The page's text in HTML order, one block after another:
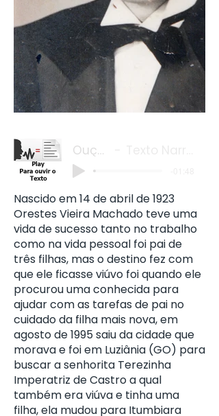
Orestes
Ouça o
Nascido em 14 de abril de 1923
Orestes Vieira Machado teve uma
vida de sucesso tanto no trabalho
como na vida pessoal foi pai de
três filhas, mas o destino fez com
que ele ficasse viúvo foi quando ele
procurou uma conhecida para
ajudar com as tarefas de pai no
cuidado da filha mais nova, em
agosto de 1995 saiu da cidade que
morava e foi em Luziânia (GO) para
buscar a senhorita Terezinha
Imperatriz de Castro a qual
também era viúva e tinha uma
filha, ela mudou para Itumbiara